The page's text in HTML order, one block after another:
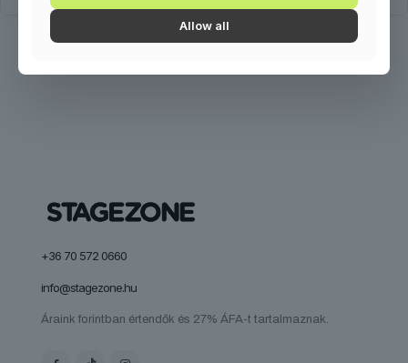
+36 70 572 0660
info@stagezone.hu
Áraink forintban értendők és 27% ÁFA-t tartalmaznak.
Allow all